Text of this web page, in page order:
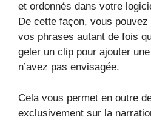
et ordonnés dans votre
De cette façon, vous
vos phrases autant de fois
geler un clip pour ajouter
n’avez pas envisagée.
Cela vous permet en outre
exclusivement sur la